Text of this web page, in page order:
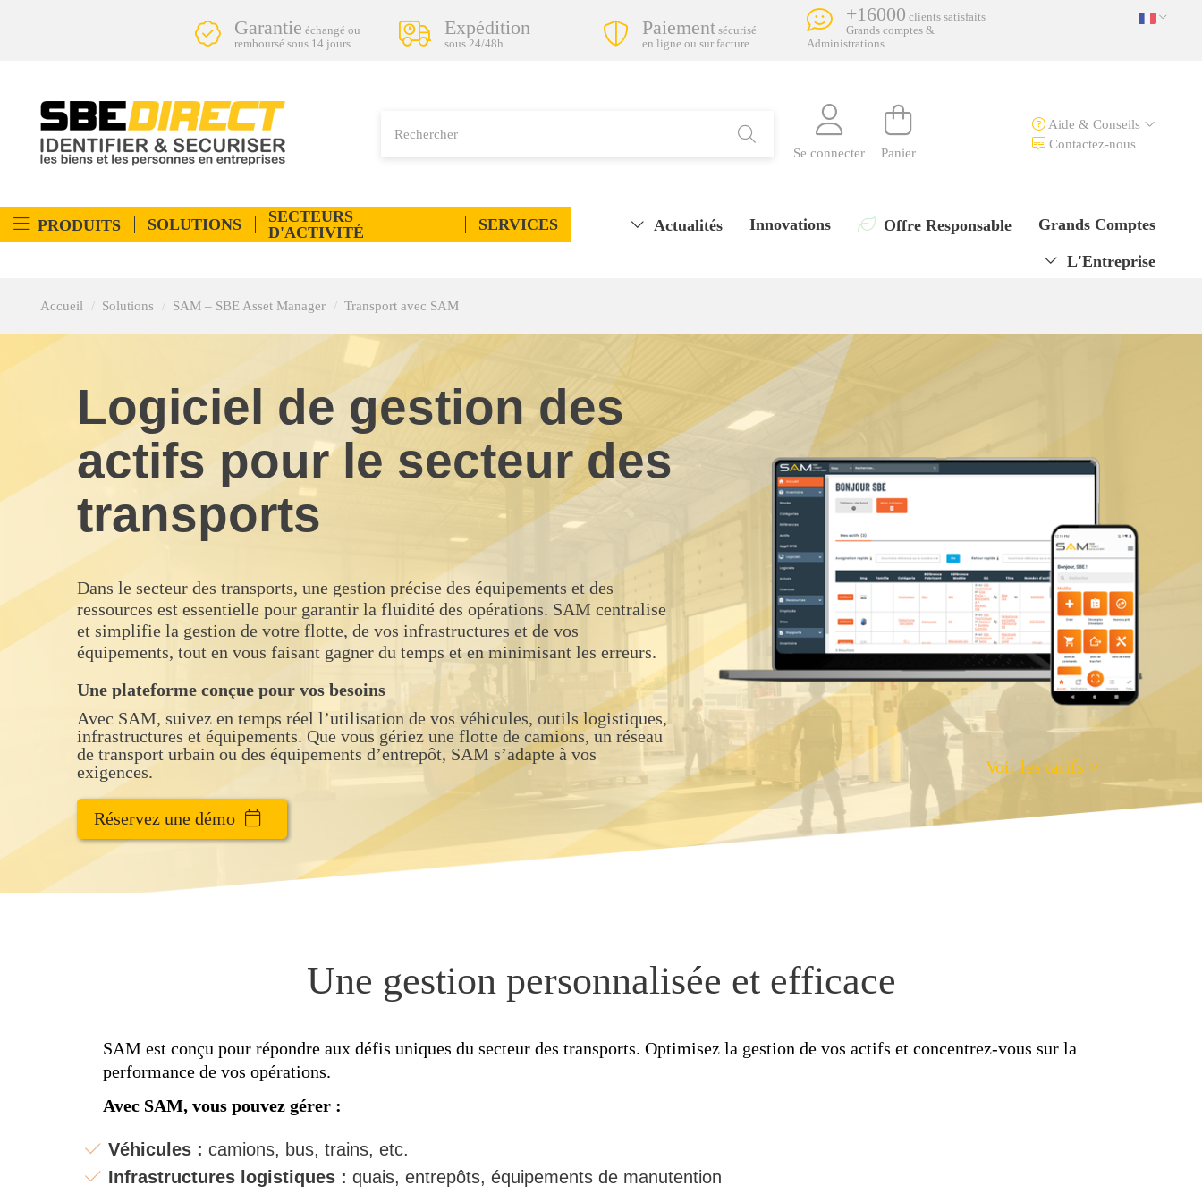
Garantie échangé ou
remboursé sous 14 jours
Expédition
sous 24/48h
Paiement sécurisé
en ligne ou sur facture
+16000 clients satisfaits
Grands comptes &
Administrations
Se connecter Panier
Aide & Conseils
Contactez-nous
PRODUITS SOLUTIONS
SECTEURS
D'ACTIVITÉ
SERVICES Grands Comptes
Offre Responsable
Innovations
Actualités
L'Entreprise
Accueil Solutions SAM – SBE Asset Manager Transport avec SAM
Logiciel de gestion des
actifs pour le secteur des
transports
Dans le secteur des transports, une gestion précise des équipements et des
ressources est essentielle pour garantir la fluidité des opérations. SAM centralise
et simplifie la gestion de votre flotte, de vos infrastructures et de vos
équipements, tout en vous faisant gagner du temps et en minimisant les erreurs.
Une plateforme conçue pour vos besoins
Avec SAM, suivez en temps réel l’utilisation de vos véhicules, outils logistiques,
infrastructures et équipements. Que vous gériez une flotte de camions, un réseau
de transport urbain ou des équipements d’entrepôt, SAM s’adapte à vos
exigences.
Réservez une démo
Voir les tarifs >
Une gestion personnalisée et efficace
SAM est conçu pour répondre aux défis uniques du secteur des transports. Optimisez la gestion de vos actifs et concentrez-vous sur la
performance de vos opérations.
Avec SAM, vous pouvez gérer :
Véhicules : camions, bus, trains, etc.
Infrastructures logistiques : quais, entrepôts, équipements de manutention